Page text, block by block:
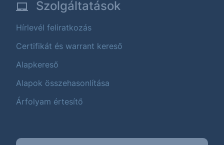
Szolgáltatások
Hírlevél feliratkozás
Certifikát és warrant kereső
Alapkereső
Alapok összehasonlítása
Árfolyam értesítő